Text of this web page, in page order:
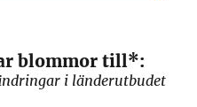
blommor till*:
i länderutbudet